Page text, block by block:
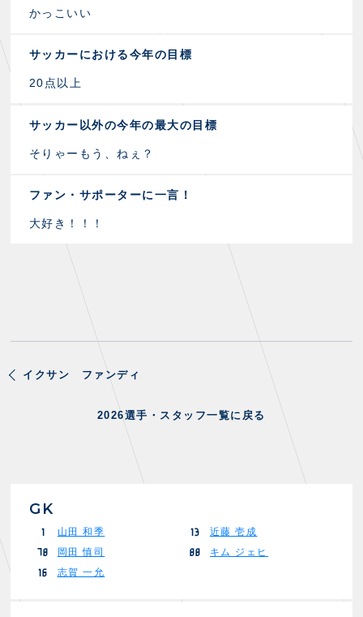
かっこいい
サッカーにおける今年の目標
20点以上
サッカー以外の今年の最大の目標
そりゃーもう、ねぇ？
ファン・サポーターに一言！
大好き！！！
2026選手・スタッフ一覧に戻る
イクサン ファンディ
GK
1 山田 和季 13 近藤 壱成
78 岡田 慎司 88 キム ジェヒ
16 志賀 一允